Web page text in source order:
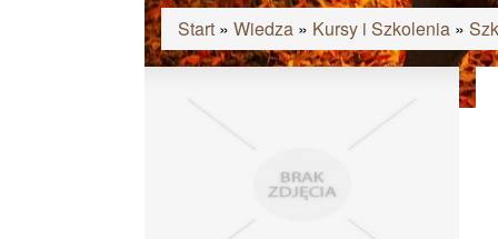
Start » Wiedza » Kursy i Szkolenia »